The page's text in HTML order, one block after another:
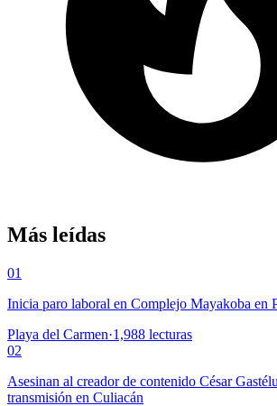
Más leídas
01
Inicia paro laboral en Complejo Mayakoba en
Playa del Carmen·1,988 lecturas
02
Asesinan al creador de contenido César
transmisión en Culiacán